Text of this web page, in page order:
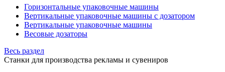
Горизонтальные упаковочные машины
Вертикальные упаковочные машины с дозатором
Вертикальные упаковочные машины
Весовые дозаторы
Весь раздел
Станки для производства рекламы и сувениров